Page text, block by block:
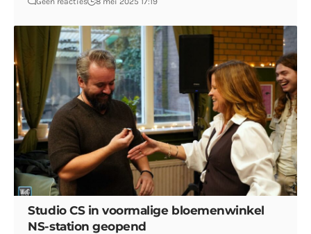
Studio CS in voormalige bloemenwinkel
NS-station geopend